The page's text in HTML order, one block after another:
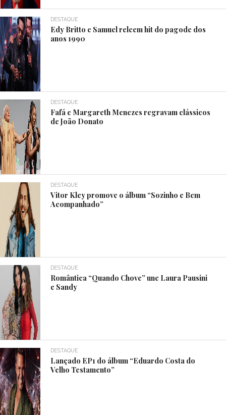
DESTAQUE
Edy Britto e Samuel releem hit do pagode dos
anos 1990
DESTAQUE
Fafá e Margareth Menezes regravam clássicos
de João Donato
DESTAQUE
Vitor Kley promove o álbum “Sozinho e Bem
Acompanhado”
DESTAQUE
Romântica “Quando Chove” une Laura Pausini
e Sandy
DESTAQUE
Lançado EP1 do álbum “Eduardo Costa do
Velho Testamento”